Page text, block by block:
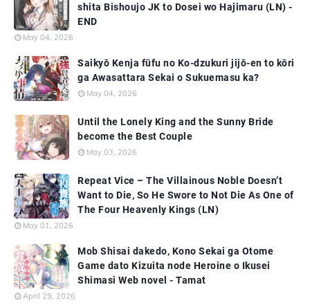
shita Bishoujo JK to Dosei wo Hajimaru (LN) -
END
May 04, 2026
Saikyō Kenja fūfu no Ko-dzukuri jijō-en to kōri
ga Awasattara Sekai o Sukuemasu ka?
May 04, 2026
Until the Lonely King and the Sunny Bride
become the Best Couple
May 03, 2026
Repeat Vice – The Villainous Noble Doesn’t
Want to Die, So He Swore to Not Die As One of
The Four Heavenly Kings (LN)
May 01, 2026
Mob Shisai dakedo, Kono Sekai ga Otome
Game dato Kizuita node Heroine o Ikusei
Shimasi Web novel - Tamat
April 29, 2026